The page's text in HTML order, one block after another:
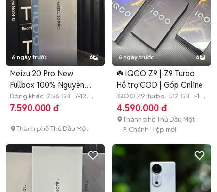
6 ngày trước 6
Meizu 20 Pro New
Fullbox 100% Nguyên
Seal Xịn-Góp
Dòng khác 256 GB 7-12
tháng
7.590.000 đ
Thành phố Thủ Dầu Một
6 ngày trước 6
☘️ IQOO Z9 | Z9 Turbo
Hỗ trợ COD | Góp Online
iQOO Z9 Turbo 512 GB >12
tháng
4.590.000 đ
Thành phố Thủ Dầu Một
P. Chánh Hiệp mới